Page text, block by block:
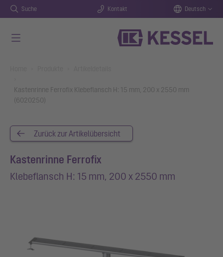
Suche Kontakt Deutsch
Kastenrinne Ferrofix Klebeflansch H: 15 mm, 200 x 2550 mm
(6020250)
Zurück zur Artikelübersicht
Kastenrinne Ferrofix
Klebeflansch H: 15 mm, 200 x 2550 mm